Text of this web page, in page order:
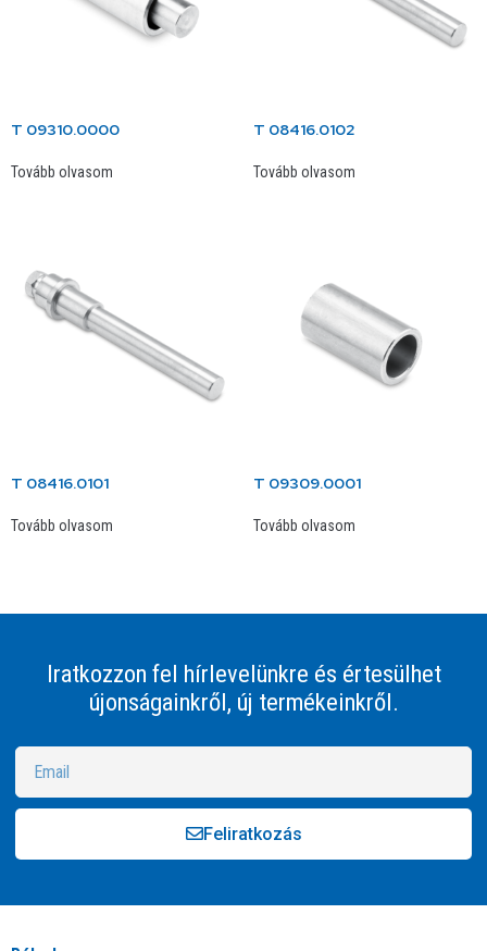
T 09310.0000
Tovább olvasom
T 08416.0102
Tovább olvasom
T 08416.0101
Tovább olvasom
T 09309.0001
Tovább olvasom
Iratkozzon fel hírlevelünkre és értesülhet
újonságainkről, új termékeinkről.
Feliratkozás